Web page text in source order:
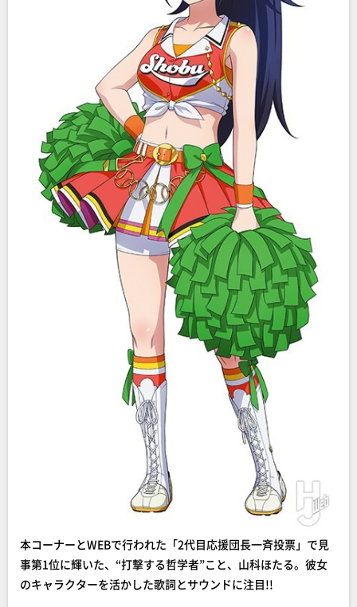
本コーナーとWEBで行われた「2代目応援団長一斉投票」で見
事第1位に輝いた、“打撃する哲学者”こと、山科ほたる。彼女
のキャラクターを活かした歌詞とサウンドに注目!!